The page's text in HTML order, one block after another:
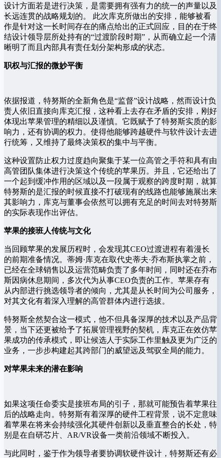
设计方面若是进行决策，是需要拥有强有力的统一的声量以及
长远连贯的战略规划的。 此次库克所做出的安排，能够被看
作是针对这一长时间存在的痛点给出的正式回应，目的在于终
结设计领导层所处持有的“过渡阶段时期”，从而确立起一个清
晰明了而且内部具有责任划分架构形成的状态。
职权与汇报的微妙平衡
依据报道，特努斯的全新角色是“监督”设计战略，然而设计负
责人依旧直接向库克汇报，这种看上去存在矛盾的安排，刚好
体现出苹果管理的精细以及谨慎。它既赋予了特努斯实质的影
响力，还有协调的权力。使得他能够跨越硬件与软件设计去进
行统筹，又维持了最终决策权的集中与平衡。
这种设置防止权力过度趋向聚集于某一位高管之手符和具有由
高管团队集体进行决策这个传统的苹果历。并且，它还给出了
一个起到缓冲作用的区域以及一段属于观察的跨度时期，就算
特努斯的是汇报的时候直接不打破现有的线路也能够施展出来
其影响力，库克与董事会依然可以拥有充足的时间去对特努斯
的实际表现作出评估。
苹果的接班人传统与文化
当回顾苹果的发展历程时，会发现其CEO过渡进程有着漫长
的前期准备情况。蒂姆·库克在取代史蒂夫·乔布斯执掌之前，
已经在全球销售以及运营范畴负责了多年时间，同时还在乔布
斯因病休息期间，多次代为从事CEO负责的工作。苹果存有
从内部进行挑选领导者的倾向，尤其是从长时间为公司服务，
对其文化有着深入理解的高管群体内进行选拔。
特努斯全然契合这一模式，他不但具备深厚的技术以及产品背
景，当下还更被给予了拓展管理视野的契机，库克正在效仿苹
果成功的传承模式，即让候选人于实际工作里触及更为广泛的
业务，一步步构建起其跨部门的威望远及驾驭全局的能力。
对苹果未来的潜在影响
如果这项任命委实是接班布局的引子，那就可能预告着苹果往
后的战略走向。特努斯有着深厚的硬件工程背景，说不定意味
着苹果在将来会持续强化其硬件创新以及垂直整合的长处，特
别是在自研芯片、AR/VR设备一类前沿领域不断投入。
与此同时，鉴于作为领导者要协调软硬件设计，特努斯还有必